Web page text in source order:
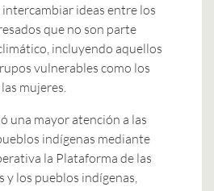
ideas entre los
que no son parte
incluyendo aquellos
vulnerables como los
mujeres.
una mayor atención a las
indígenas mediante
la Plataforma de las
y los pueblos indígenas,